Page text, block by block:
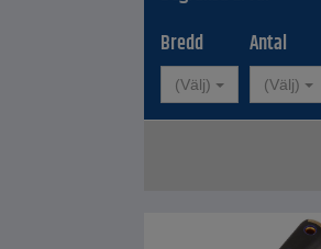
Bredd
(Välj)
Antal
(Välj)